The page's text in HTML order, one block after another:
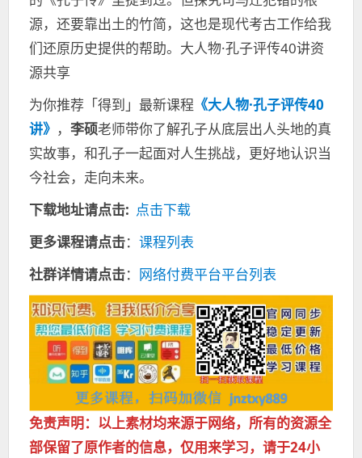
源，还要靠出土的竹简，这也是现代考古工作给我
们还原历史提供的帮助。大人物·孔子评传40讲资
源共享
为你推荐「得到」最新课程 《大人物·孔子评传40
讲》 ， 李硕老师带你了解孔子从底层出人头地的真
实故事，和孔子一起面对人生挑战，更好地认识当
今社会，走向未来。
下载地址请点击: 点击下载
更多课程请点击： 课程列表
社群详情请点击： 网络付费平台平台列表
免责声明：以上素材均来源于网络，所有的资源全
部保留了原作者的信息，仅用来学习，请于24小